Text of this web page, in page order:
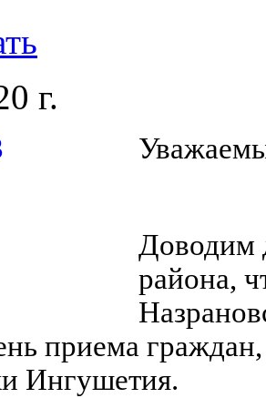
г.
Доводим
района,
приема
Ингушетия.